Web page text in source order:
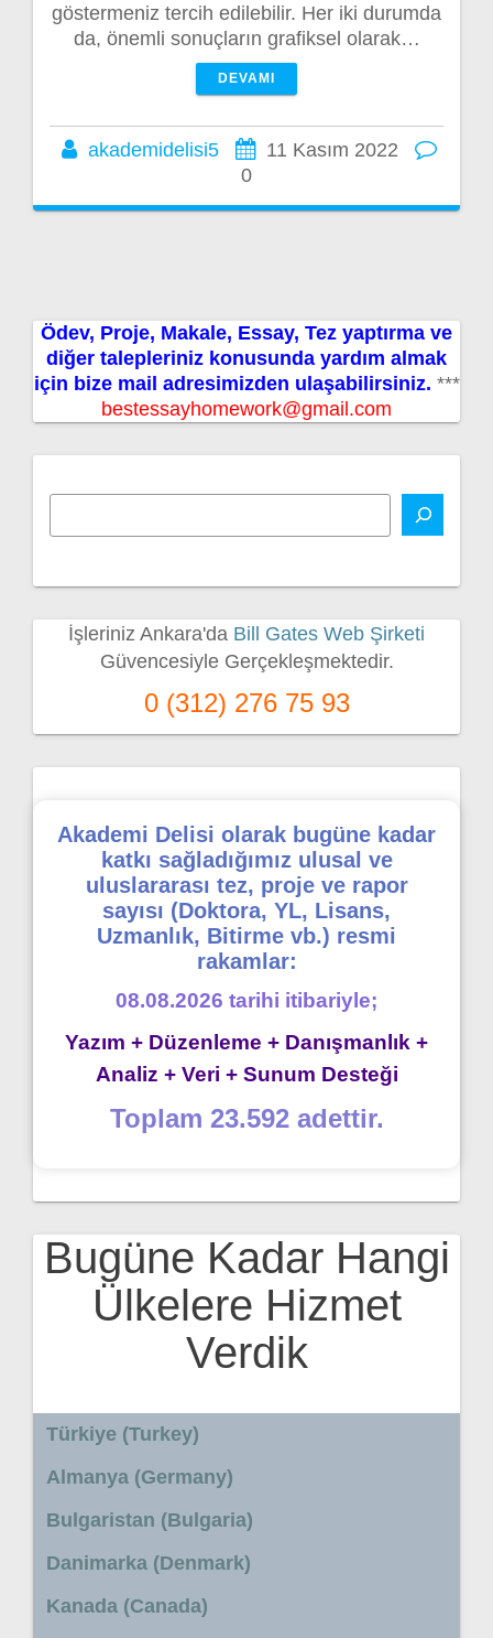
göstermeniz tercih edilebilir. Her iki durumda
da, önemli sonuçların grafiksel olarak…
DEVAMI
akademidelisi5
11 Kasım 2022
0
Ödev, Proje, Makale, Essay, Tez yaptırma ve
diğer talepleriniz konusunda yardım almak
için bize mail adresimizden ulaşabilirsiniz. ***
bestessayhomework@gmail.com
İşleriniz Ankara'da Bill Gates Web Şirketi
Güvencesiyle Gerçekleşmektedir.
0 (312) 276 75 93
Akademi Delisi olarak bugüne kadar
katkı sağladığımız ulusal ve
uluslararası tez, proje ve rapor
sayısı (Doktora, YL, Lisans,
Uzmanlık, Bitirme vb.) resmi
rakamlar:
08.08.2026 tarihi itibariyle;
Yazım + Düzenleme + Danışmanlık +
Analiz + Veri + Sunum Desteği
Toplam 23.592 adettir.
Bugüne Kadar Hangi
Ülkelere Hizmet
Verdik
Türkiye (Turkey)
Almanya (Germany)
Bulgaristan (Bulgaria)
Danimarka (Denmark)
Kanada (Canada)